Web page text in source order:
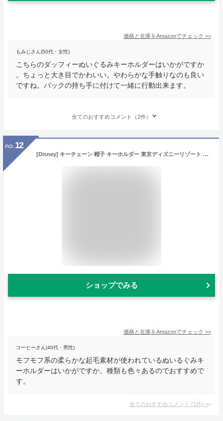
価格と在庫をAmazonでチェック >>
もみじさん(50代・女性)
こちらのダッフィーぬいぐるみキーホルダーはいかがですか
。ちょっと大き目でかわいい。やわらかな手触りなのも良い
ですね。バックの持ち手に付けて一緒に行動出来ます。
全てのおすすめコメント（2件）
no. 12
[Disney] キーチェーン 帽子 キーホルダー 東京ディズニーリゾート TDR
ショップでみる
価格と在庫をAmazonでチェック >>
コーヒーさん(40代・男性)
モフモフ系の柔らかな起毛素材が使われているぬいるぐみキ
ーホルダーはいかがですか。種類も色々あるのでおすすめで
す。
全てのおすすめコメント (1件) >